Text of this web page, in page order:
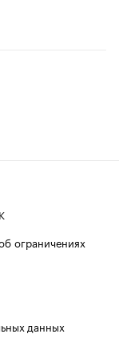
ограничениях
данных